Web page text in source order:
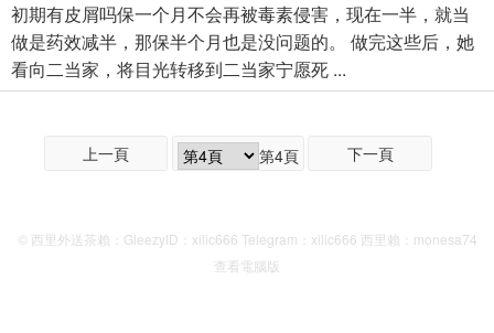
初期有皮屑吗保一个月不会再被毒素侵害，现在一半，就当
做是药效减半，那保半个月也是没问题的。 做完这些后，她
看向二当家，将目光转移到二当家宁愿死 ...
上一頁 第4頁 下一頁
© 西里外送茶賴：GleezyID：xilic666 Telegram：xilic666 西里賴：monesa74
查看電腦版